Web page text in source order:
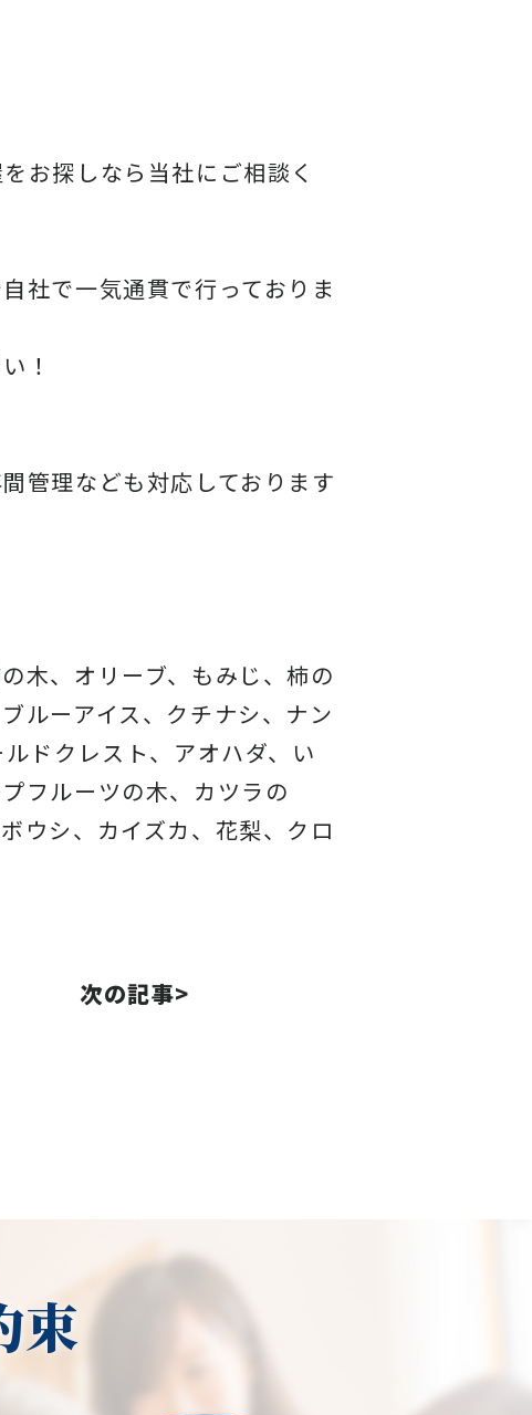
お探しなら当社にご相談く
社で一気通貫で行っておりま
！
管理なども対応しております
木、オリーブ、もみじ、柿の
ルーアイス、 クチナシ、ナン
ルドクレスト、アオハダ、い
フルーツの木、カツラの
ウシ、カイズカ、 花梨、クロ
次の記事>
束